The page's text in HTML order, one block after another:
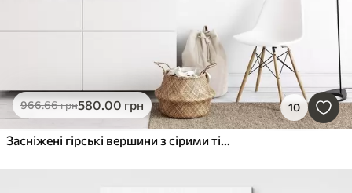
966.66грн580.00 грн 10
Засніжені гірські вершини з сірими тінями, сіре небо, мазки пензлем, текстуровані, мінімалістичні